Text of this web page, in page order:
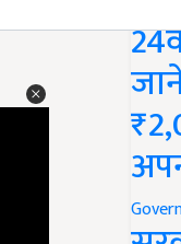
द्वारा दी